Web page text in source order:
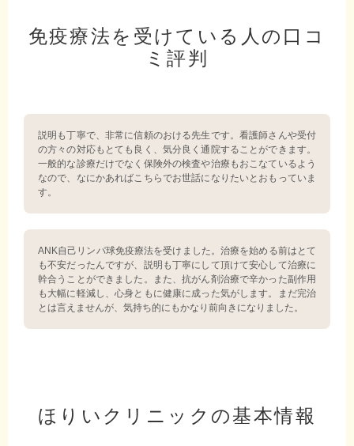
免疫療法を受けている人の口コ
ミ評判
説明も丁寧で、非常に信頼のおける先生です。看護師さんや受付
の方々の対応もとても良く、気分良く通院することができます。
一般的な診療だけでなく保険外の検査や治療もおこなているよう
なので、なにかあればこちらでお世話になりたいとおもっていま
す。
ANK自己リンパ球免疫療法を受けました。治療を始める前はとて
も不安だったんですが、説明も丁寧にして頂けて安心して治療に
幹合うことができました。また、抗がん剤治療で辛かった副作用
も大幅に軽減し、心身ともに健康に成った気がします。まだ完治
とは言えませんが、気持ち的にもかなり前向きになりました。
ほりいクリニックの基本情報